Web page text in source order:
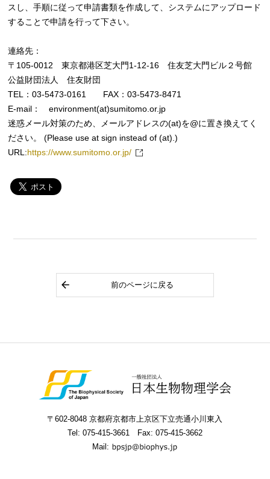
スし、手順に従って申請書類を作成して、システムにアップロード
することで申請を行って下さい。
連絡先：
〒105-0012 東京都港区芝大門1-12-16 住友芝大門ビル２号館
公益財団法人 住友財団
TEL：03-5473-0161 FAX：03-5473-8471
E-mail： environment(at)sumitomo.or.jp
迷惑メール対策のため、メールアドレスの(at)を@に置き換えてく
ださい。 (Please use at sign instead of (at).)
URL: https://www.sumitomo.or.jp/
前のページに戻る
〒602-8048 京都府京都市上京区下立売通小川東入
Tel: 075-415-3661
Fax: 075-415-3662
Mail: